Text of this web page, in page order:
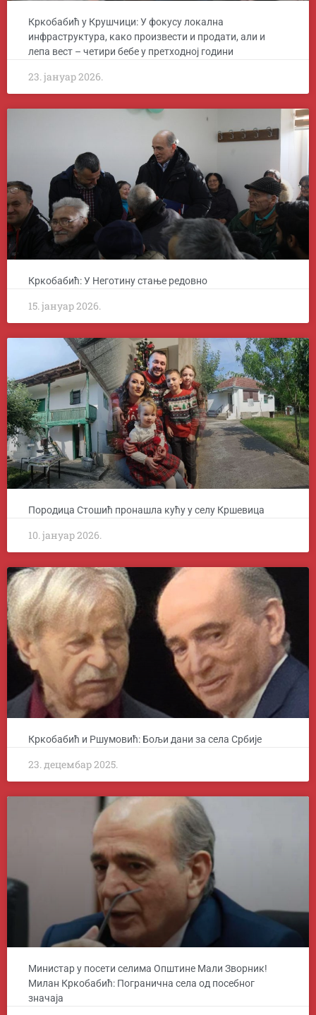
Кркобабић у Крушчици: У фокусу локална
инфраструктура, како произвести и продати, али и
лепа вест – четири бебе у претходној години
23. јануар 2026.
Кркобабић: У Неготину стање редовно
15. јануар 2026.
Породица Стошић пронашла кућу у селу Кршевица
10. јануар 2026.
Кркобабић и Ршумовић: Бољи дани за села Србије
23. децембар 2025.
Министар у посети селима Општине Мали Зворник!
Милан Кркобабић: Погранична села од посебног
значаја